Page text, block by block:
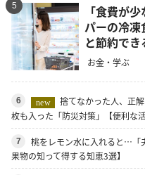
5
「食費が
パーの冷
と節約でき
お金・学ぶ
6 new
捨てなかった人、正
枚も入った「防災対策」【便利な活
7
桃をレモン水に入れると…「
果物の知って得する知恵3選】